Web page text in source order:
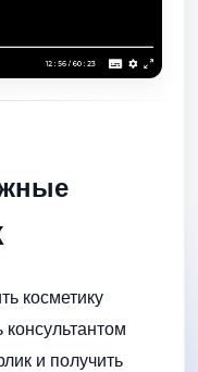
косметику
консультантом
и получить